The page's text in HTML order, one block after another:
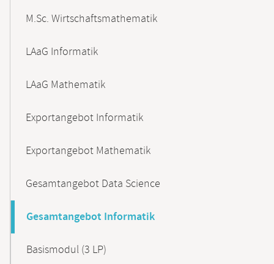
M.Sc. Wirtschaftsmathematik
LAaG Informatik
LAaG Mathematik
Exportangebot Informatik
Exportangebot Mathematik
Gesamtangebot Data Science
Gesamtangebot Informatik
Basismodul (3 LP)